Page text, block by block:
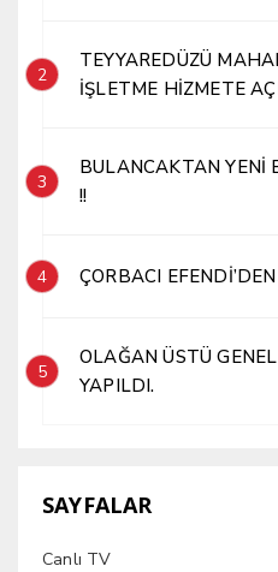
2
TEYYAREDÜZÜ
İŞLETME HİZMETE
3
BULANCAKTAN YENİ
!!
4 ÇORBACI
5
OLAĞAN ÜSTÜ
YAPILDI.
SAYFALAR
Canlı TV